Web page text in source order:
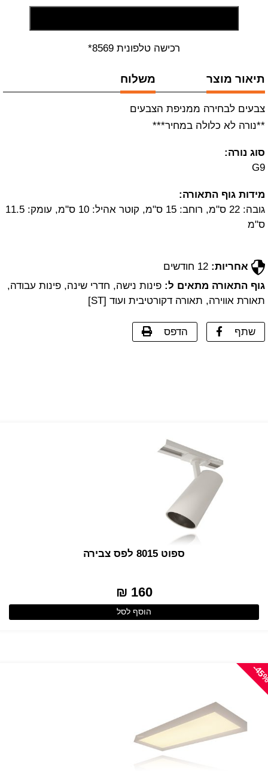
רכישה טלפונית 8569*
תיאור מוצר משלוח
צבעים לבחירה ממניפת הצבעים
**נורה לא כלולה במחיר***
סוג נורה:
G9
מידות גוף התאורה:
גובה: 22 ס"מ, רוחב: 15 ס"מ, קוטר אהיל: 10 ס"מ, עומק: 11.5
ס"מ
אחריות:
גוף התאורה מתאים ל: פינות נישה, חדרי שינה, פינות עבודה,
תאורת אווירה, תאורה דקורטיבית ועוד [ST]
שתף הדפס
ספוט 8015 לפס צבירה
160 ₪
הוסף לסל
-